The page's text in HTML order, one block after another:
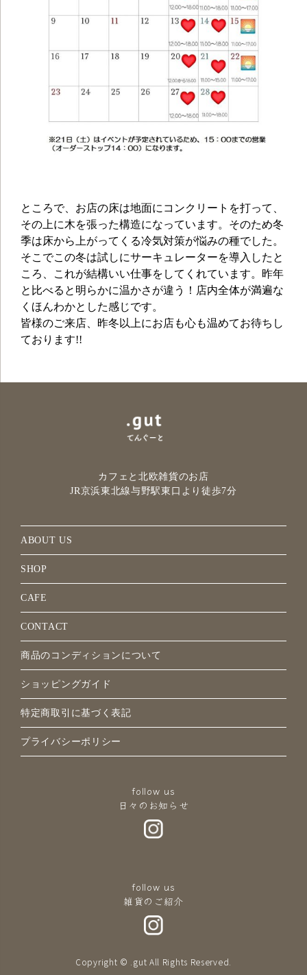
ところで、お店の床は地面にコンクリートを打って、
その上に木を張った構造になっています。そのため冬
季は床から上がってくる冷気対策が悩みの種でした。
そこでこの冬は試しにサーキュレーターを導入したと
ころ、これが結構いい仕事をしてくれています。昨年
と比べると明らかに温かさが違う！店内全体が満遍な
くほんわかとした感じです。
皆様のご来店、昨冬以上にお店も心も温めてお待ちし
ております!!
カフェと北欧雑貨のお店
JR京浜東北線与野駅東口より徒歩7分
ABOUT US
SHOP
CAFE
CONTACT
商品のコンディションについて
ショッピングガイド
特定商取引に基づく表記
プライバシーポリシー
follow us
日々のお知らせ
follow us
雑貨のご紹介
Copyright © .gut All Rights Reserved.